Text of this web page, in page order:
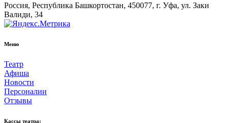
Россия, Республика Башкортостан, 450077, г. Уфа, ул. Заки
Валиди, 34
Меню
Театр
Афиша
Новости
Персоналии
Отзывы
Кассы театра: